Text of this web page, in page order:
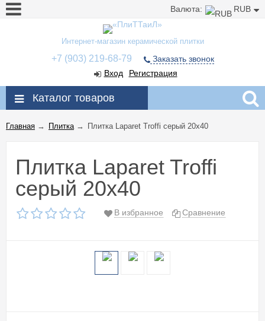
Валюта: RUB
Интернет-магазин керамической плитки
+7 (903) 219-68-79
Заказать звонок
Вход
Регистрация
Каталог товаров
Главная → Плитка→ Плитка Laparet Troffi серый 20x40
Плитка Laparet Troffi
серый 20x40
В избранное Сравнение